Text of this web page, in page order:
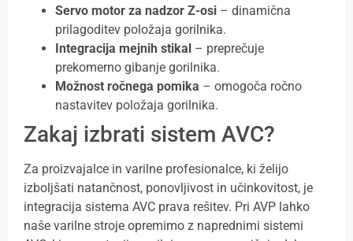
Servo motor za nadzor Z-osi – dinamična
prilagoditev položaja gorilnika.
Integracija mejnih stikal – preprečuje
prekomerno gibanje gorilnika.
Možnost ročnega pomika – omogoča ročno
nastavitev položaja gorilnika.
Zakaj izbrati sistem AVC?
Za proizvajalce in varilne profesionalce, ki želijo
izboljšati natančnost, ponovljivost in učinkovitost, je
integracija sistema AVC prava rešitev. Pri AVP lahko
naše varilne stroje opremimo z naprednimi sistemi